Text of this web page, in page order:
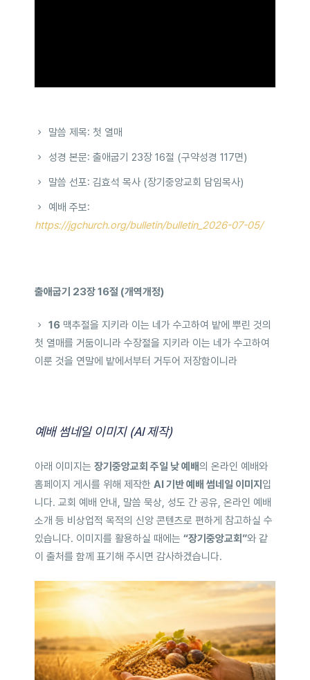
말씀 제목: 첫 열매
성경 본문: 출애굽기 23장 16절 (구약성경 117면)
말씀 선포: 김효석 목사 (장기중앙교회 담임목사)
예배 주보:
https://jgchurch.org/bulletin/bulletin_2026-07-05/
출애굽기 23장 16절 (개역개정)
16맥추절을 지키라 이는 네가 수고하여 밭에 뿌린 것의
첫 열매를 거둠이니라 수장절을 지키라 이는 네가 수고하여
이룬 것을 연말에 밭에서부터 거두어 저장함이니라
예배 썸네일 이미지 (AI 제작)
아래 이미지는 장기중앙교회 주일 낮 예배의 온라인 예배와
홈페이지 게시를 위해 제작한 AI 기반 예배 썸네일 이미지 입
니다. 교회 예배 안내, 말씀 묵상, 성도 간 공유, 온라인 예배
소개 등 비상업적 목적의 신앙 콘텐츠로 편하게 참고하실 수
있습니다. 이미지를 활용하실 때에는 “장기중앙교회”와 같
이 출처를 함께 표기해 주시면 감사하겠습니다.